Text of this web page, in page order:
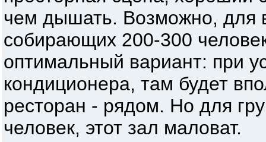
чем дышать. Возможно, для
собирающих 200-300
оптимальный вариант: при
кондиционера, там будет
ресторан - рядом. Но для
человек, этот зал маловат.